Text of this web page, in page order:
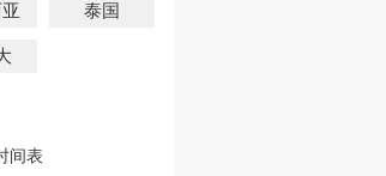
泰国
间表